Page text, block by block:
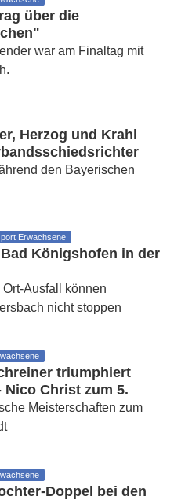
über die
war am Finaltag mit
Herzog und Krahl
den Bayerischen
Erwachsene
Bad Königshofen in der
Ausfall können
nicht stoppen
triumphiert
Nico Christ zum 5.
Meisterschaften zum
Doppel bei den